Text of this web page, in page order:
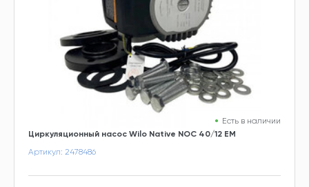
Есть в наличии
Циркуляционный насос Wilo Native NOC 40/12 EM
Артикул: 2478486